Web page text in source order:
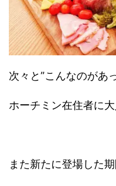
次々と”こんなのがあ
ホーチミン在住者に
また新たに登場した